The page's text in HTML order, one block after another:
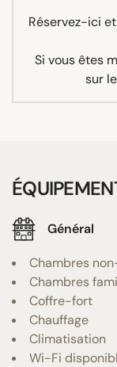
Réservez-ici
Si vous êtes
sur
Général
Chambres
Chambres
Coffre-fort
Chauffage
Climatisation
Wi-Fi